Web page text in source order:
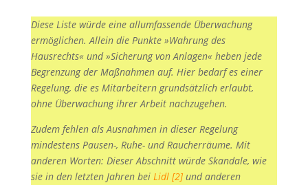
Diese Liste würde eine allumfassende Überwachung
ermöglichen. Allein die Punkte »Wahrung des
Hausrechts« und »Sicherung von Anlagen« heben jede
Begrenzung der Maßnahmen auf. Hier bedarf es einer
Regelung, die es Mitarbeitern grundsätzlich erlaubt,
ohne Überwachung ihrer Arbeit nachzugehen.
Zudem fehlen als Ausnahmen in dieser Regelung
mindestens Pausen-, Ruhe- und Raucherräume. Mit
anderen Worten: Dieser Abschnitt würde Skandale, wie
sie in den letzten Jahren bei Lidl [2] und anderen